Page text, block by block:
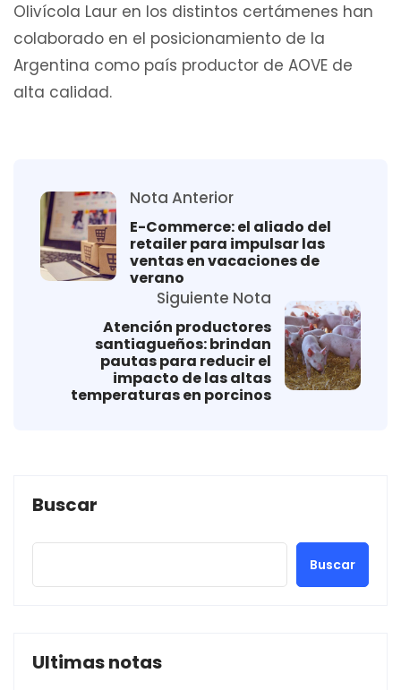
Olivícola Laur en los distintos certámenes han
colaborado en el posicionamiento de la
Argentina como país productor de AOVE de
alta calidad.
Nota Anterior
E-Commerce: el aliado del
retailer para impulsar las
ventas en vacaciones de
verano
Siguiente Nota
Atención productores
santiagueños: brindan
pautas para reducir el
impacto de las altas
temperaturas en porcinos
Buscar
Buscar
Ultimas notas